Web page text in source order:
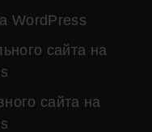
WordPress
сайта на
сайта на